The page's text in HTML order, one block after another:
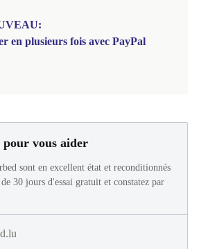
en plusieurs fois avec PayPal
pour vous aider
sont en excellent état et reconditionnés
30 jours d'essai gratuit et constatez par